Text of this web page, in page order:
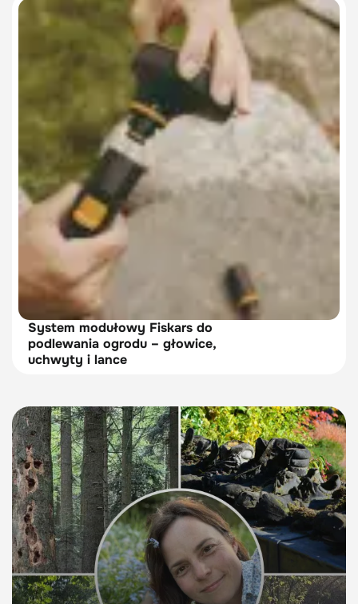
System modułowy Fiskars do
podlewania ogrodu – głowice,
uchwyty i lance